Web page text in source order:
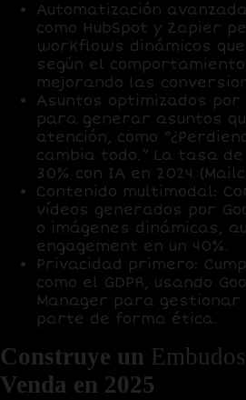
Automatización avanzada
como HubSpot y Zapier
workflows dinámicos
según el
mejorando las
Asuntos optimizados por
para generar asuntos
atención, como
cambia todo.” La tasa
30% con IA en 2024
Contenido multimodal:
vídeos generados por
o imágenes dinámicas,
engagement en un 40%.
Privacidad primero:
como el GDPR, usando
Manager para gestionar
parte de forma ética.
Construye un
Venda en 2025